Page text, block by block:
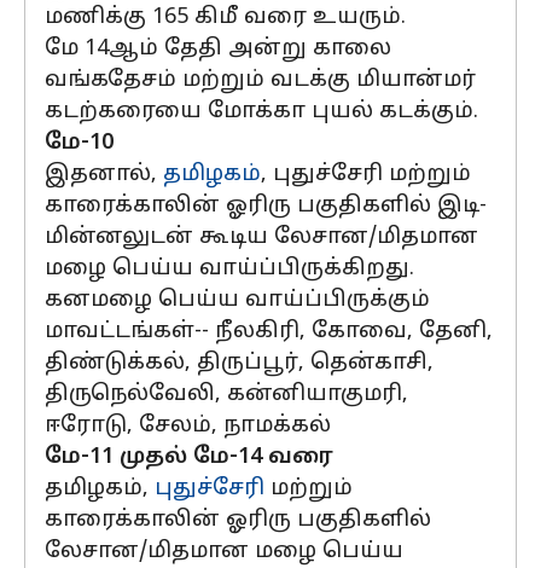
மணிக்கு 165 கிமீ வரை உயரும்.
மே 14ஆம் தேதி அன்று காலை
வங்கதேசம் மற்றும் வடக்கு மியான்மர்
கடற்கரையை மோக்கா புயல் கடக்கும்.
மே-10
இதனால், தமிழகம், புதுச்சேரி மற்றும்
காரைக்காலின் ஓரிரு பகுதிகளில் இடி-
மின்னலுடன் கூடிய லேசான/மிதமான
மழை பெய்ய வாய்ப்பிருக்கிறது.
கனமழை பெய்ய வாய்ப்பிருக்கும்
மாவட்டங்கள்-- நீலகிரி, கோவை, தேனி,
திண்டுக்கல், திருப்பூர், தென்காசி,
திருநெல்வேலி, கன்னியாகுமரி,
ஈரோடு, சேலம், நாமக்கல்
மே-11 முதல் மே-14 வரை
தமிழகம், புதுச்சேரி மற்றும்
காரைக்காலின் ஓரிரு பகுதிகளில்
லேசான/மிதமான மழை பெய்ய